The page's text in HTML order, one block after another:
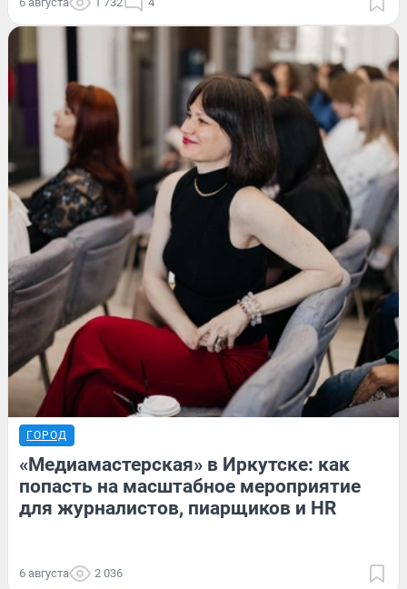
ГОРОД
«Медиамастерская» в Иркутске: как
попасть на масштабное мероприятие
для журналистов, пиарщиков и HR
6 августа 2 036